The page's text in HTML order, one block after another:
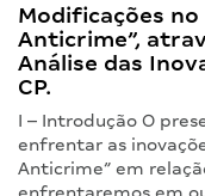
Modificações no
Anticrime”,
Análise das
CP.
I – Introdução O
enfrentar as
Anticrime” em
enfrentaremos em